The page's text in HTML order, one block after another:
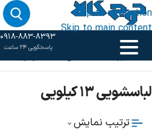
Skip to navigation
Skip to main content
0918-883-8393
پاسخگویی 24 ساعت
خانهفروشگاه ماشین لباسشویی
لباسشویی 13 کیلویی
ترتیب نمایش⌄